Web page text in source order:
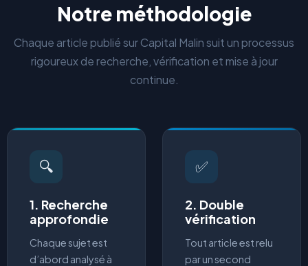
Notre méthodologie
Chaque article publié sur Capital Malin suit un processus
rigoureux de recherche, vérification et mise à jour
continue.
🔍
1. Recherche
approfondie
Chaque sujet est
d’abord analysé à
✅
2. Double
vérification
Tout article est relu
par un second